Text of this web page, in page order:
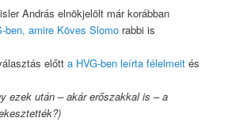
András elnökjelölt már korábban
ben, amire Köves Slomo rabbi is
előtta HVG-ben leírta félelmeit és
ezek után – akár erőszakkal is – a